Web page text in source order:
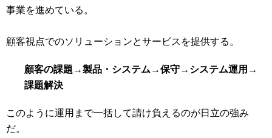
事業を進めている。
顧客視点でのソリューションとサービスを提供する。
顧客の課題→製品・システム→保守→システム運用→
課題解決
このように運用まで一括して請け負えるのが日立の強み
だ。